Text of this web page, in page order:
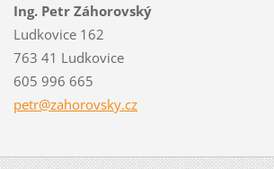
Ing. Petr Záhorovský
Ludkovice 162
763 41 Ludkovice
605 996 665
petr@zahorovsky.cz